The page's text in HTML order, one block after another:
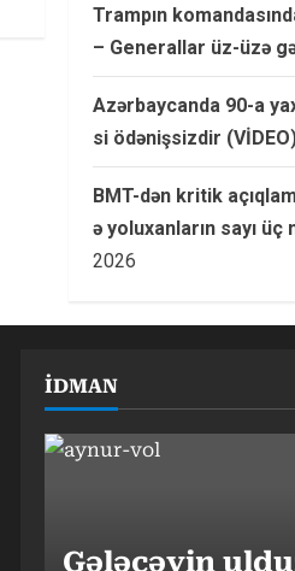
Trampın
– Generallar üz-üzə
Azərbaycanda 90-a
si ödənişsizdir
BMT-dən kritik
ə yoluxanların sayı
2026
İDMAN
Gələcəyin